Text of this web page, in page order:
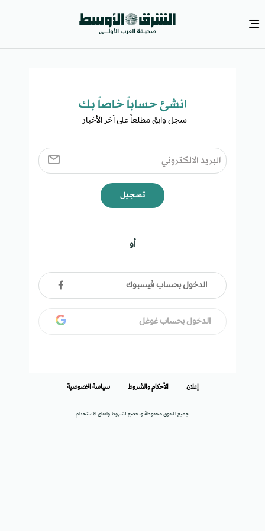
انشئ حساباً خاصاً بك​
سجل وابق مطلعاً على آخر الأخبار ​
تسجيل
أو
الدخول بحساب فيسبوك
الدخول بحساب غوغل
جميع الحقوق محفوظة وتخضع لشروط واتفاق الاستخدام
إعلان الأحكام والشروط سياسة الخصوصية